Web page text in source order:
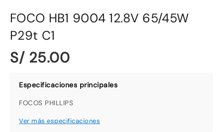
FOCO HB1 9004 12.8V 65/45W
P29t C1
S/ 25.00
FOCOS PHILLIPS